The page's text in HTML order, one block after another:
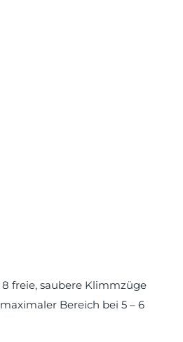
freie, saubere Klimmzüge
Bereich bei 5 – 6